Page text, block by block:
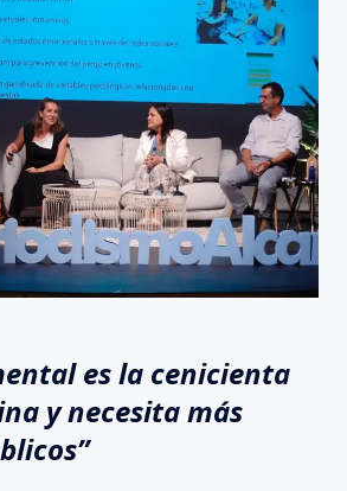
es la cenicienta
y necesita más